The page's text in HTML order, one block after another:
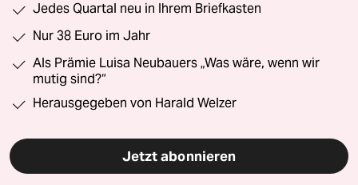
Jedes Quartal neu in Ihrem Briefkasten
Nur 38 Euro im Jahr
Als Prämie Luisa Neubauers „Was wäre, wenn wir
mutig sind?“
Herausgegeben von Harald Welzer
Jetzt abonnieren